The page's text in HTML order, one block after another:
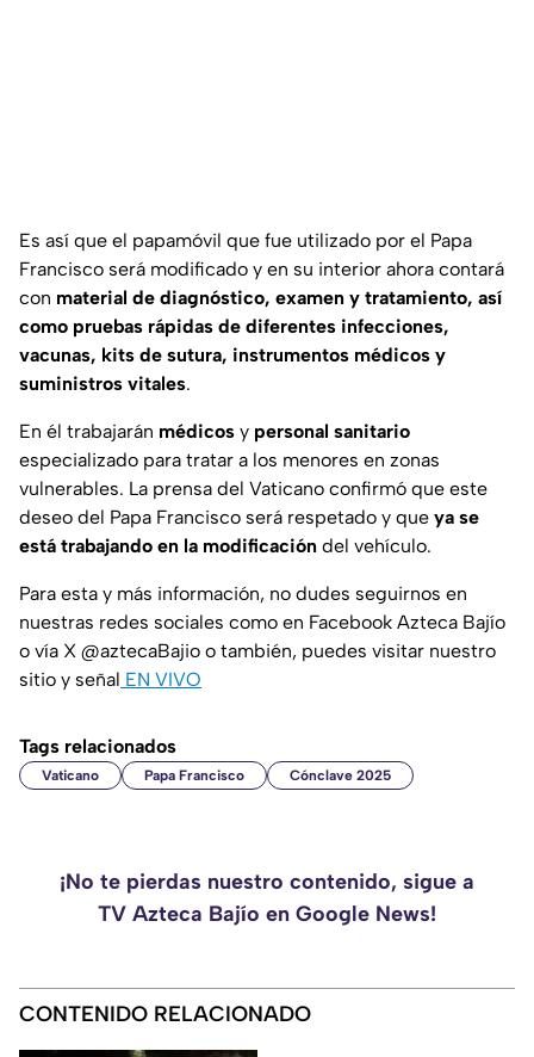
Es así que el papamóvil que fue utilizado por el Papa
Francisco será modificado y en su interior ahora contará
con material de diagnóstico, examen y tratamiento, así
como pruebas rápidas de diferentes infecciones,
vacunas, kits de sutura, instrumentos médicos y
suministros vitales.
En él trabajarán médicos y personal sanitario
especializado para tratar a los menores en zonas
vulnerables. La prensa del Vaticano confirmó que este
deseo del Papa Francisco será respetado y que ya se
está trabajando en la modificación del vehículo.
Para esta y más información, no dudes seguirnos en
nuestras redes sociales como en Facebook Azteca Bajío
o vía X @aztecaBajio o también, puedes visitar nuestro
sitio y señal EN VIVO
Tags relacionados
Vaticano Papa Francisco Cónclave 2025
¡No te pierdas nuestro contenido, sigue a
TV Azteca Bajío en Google News!
CONTENIDO RELACIONADO